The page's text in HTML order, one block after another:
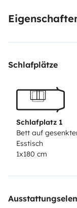
liberté.Notre
nous contacter.
prochain voyage
bientôt !
Schlafplätze
Schlafplatz 1
Bett auf
Esstisch
1x180 cm